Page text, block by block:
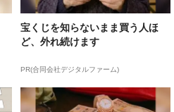
宝くじを知らないまま買う人ほ
ど、外れ続けます
PR(合同会社デジタルファーム)